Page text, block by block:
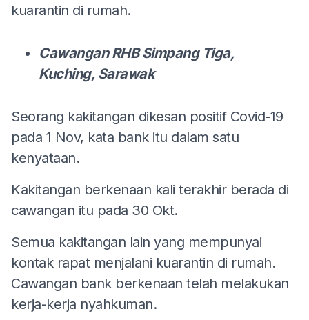
kuarantin di rumah.
Cawangan RHB Simpang Tiga,
Kuching, Sarawak
Seorang kakitangan dikesan positif Covid-19
pada 1 Nov, kata bank itu dalam satu
kenyataan.
Kakitangan berkenaan kali terakhir berada di
cawangan itu pada 30 Okt.
Semua kakitangan lain yang mempunyai
kontak rapat menjalani kuarantin di rumah.
Cawangan bank berkenaan telah melakukan
kerja-kerja nyahkuman.